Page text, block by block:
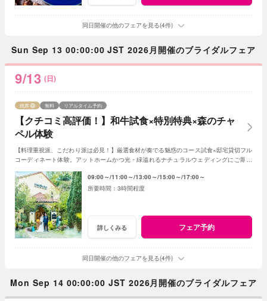
同日開催の他のフェアを見る(4件)
Sun Sep 13 00:00:00 JST 2026月開催のブライダルフェア
9/13 (日)
【クチコミ高評価！】和牛試食×特別特典×森のチャ
ペル体験
残席 無料 リアルタイム予約
【料理重視派、こだわり派は必見！】厳選食材が奏でる魅惑のコース試食×邸宅貸切フル
コーディネート体験。アットホームかつ光・緑溢れるナチュラルウェディングにご期待
09:00～ 11:00～ 13:00～ 15:00～ 17:00～
3時間程度
詳しくみる フェア予約
同日開催の他のフェアを見る(4件)
Mon Sep 14 00:00:00 JST 2026月開催のブライダルフェア